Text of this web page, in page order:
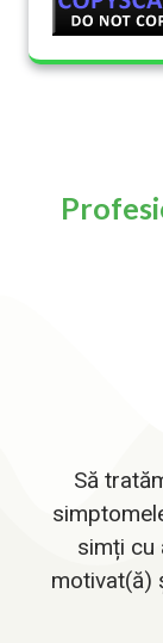
Să
simți cu
motivat(ă)